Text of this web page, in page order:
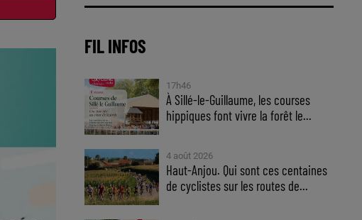
FIL INFOS
17h46
À Sillé-le-Guillaume, les courses
hippiques font vivre la forêt le...
4 août 2026
Haut-Anjou. Qui sont ces centaines
de cyclistes sur les routes de...